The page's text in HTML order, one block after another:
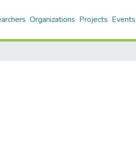
Organizations Projects Events